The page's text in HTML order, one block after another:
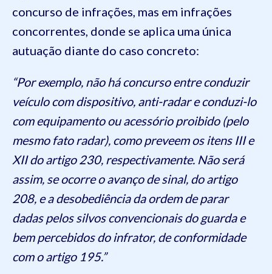
concurso de infrações, mas em infrações
concorrentes, donde se aplica uma única
autuação diante do caso concreto:
“Por exemplo, não há concurso entre conduzir
veículo com dispositivo, anti-radar e conduzi-lo
com equipamento ou acessório proibido (pelo
mesmo fato radar), como preveem os itens III e
XII do artigo 230, respectivamente. Não será
assim, se ocorre o avanço de sinal, do artigo
208, e a desobediência da ordem de parar
dadas pelos silvos convencionais do guarda e
bem percebidos do infrator, de conformidade
com o artigo 195.”